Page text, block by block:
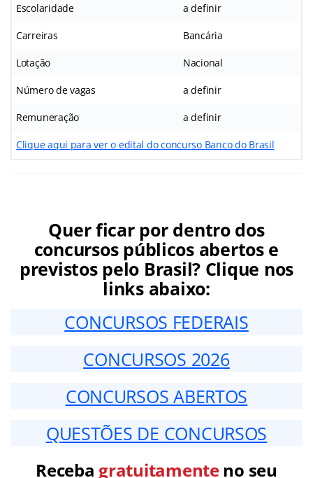
Escolaridade a definir
Carreiras Bancária
Lotação Nacional
Número de vagas a definir
Remuneração a definir
Clique aqui para ver o edital do concurso Banco do Brasil
Quer ficar por dentro dos
concursos públicos abertos e
previstos pelo Brasil? Clique nos
links abaixo:
CONCURSOS FEDERAIS
CONCURSOS 2026
CONCURSOS ABERTOS
QUESTÕES DE CONCURSOS
Receba gratuitamenteno seu